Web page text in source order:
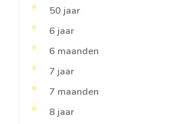
50 jaar
6 jaar
6 maanden
7 jaar
7 maanden
8 jaar